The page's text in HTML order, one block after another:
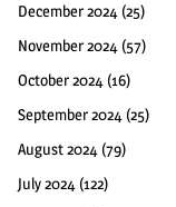
December 2024 (25)
November 2024 (57)
October 2024 (16)
September 2024 (25)
August 2024 (79)
July 2024 (122)